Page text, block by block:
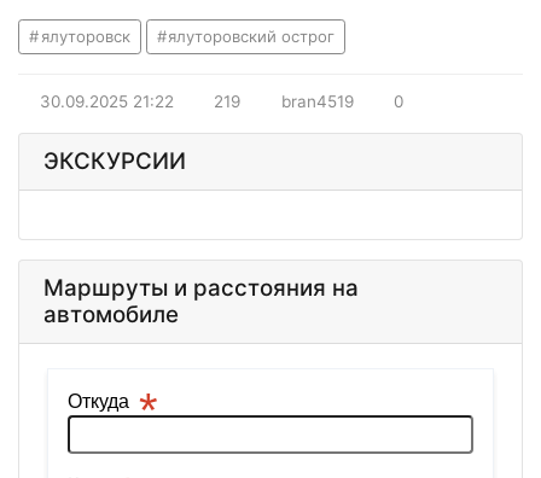
ялуторовск ялуторовский острог
30.09.2025 21:22 219 bran4519 0
ЭКСКУРСИИ
Маршруты и расстояния на
автомобиле